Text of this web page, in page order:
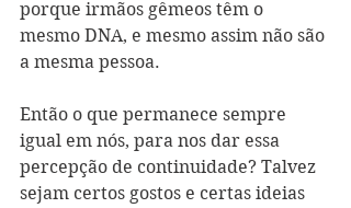
porque irmãos gêmeos têm o
mesmo DNA, e mesmo assim não são
a mesma pessoa.
Então o que permanece sempre
igual em nós, para nos dar essa
percepção de continuidade? Talvez
sejam certos gostos e certas ideias